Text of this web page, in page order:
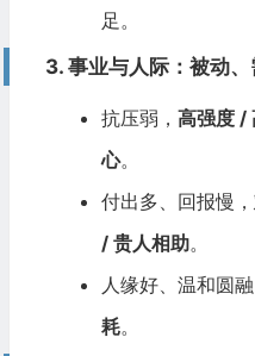
足。
3. 事业与人际：被动、
抗压弱， 高强度 /
心。
付出多、回报慢，
/ 贵人相助。
人缘好、温和圆
耗。